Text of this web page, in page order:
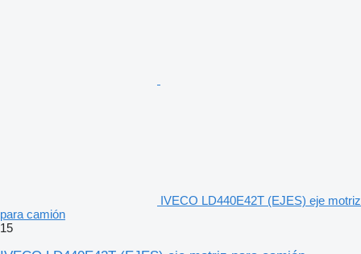
IVECO LD440E42T (EJES) eje motriz
para camión
15